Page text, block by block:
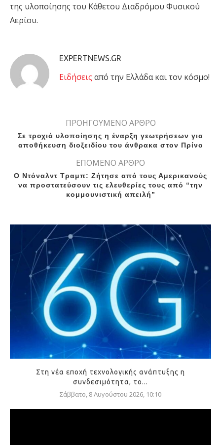
της υλοποίησης του Κάθετου Διαδρόμου Φυσικού
Αερίου.
EXPERTNEWS.GR
Eιδήσεις από την Ελλάδα και τον κόσμο!
ΠΡΟΗΓΟΥΜΕΝΟ ΑΡΘΡΟ
Σε τροχιά υλοποίησης η έναρξη γεωτρήσεων για
αποθήκευση διοξειδίου του άνθρακα στον Πρίνο
ΕΠΟΜΕΝΟ ΑΡΘΡΟ
Ο Ντόναλντ Τραμπ: Ζήτησε από τους Αμερικανούς
να προστατεύσουν τις ελευθερίες τους από “την
κομμουνιστική απειλή”
Στη νέα εποχή τεχνολογικής ανάπτυξης η
συνδεσιμότητα, το...
Σάββατο, 8 Αυγούστου 2026, 10:10